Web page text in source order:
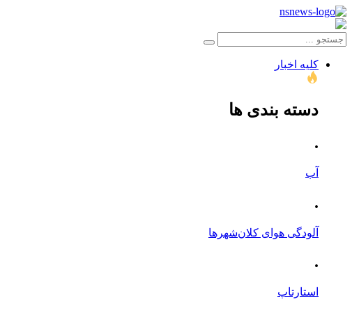
کلیه اخبار
دسته بندی ها
.
آب
.
آلودگی هوای کلان‌شهرها
.
استارتاپ